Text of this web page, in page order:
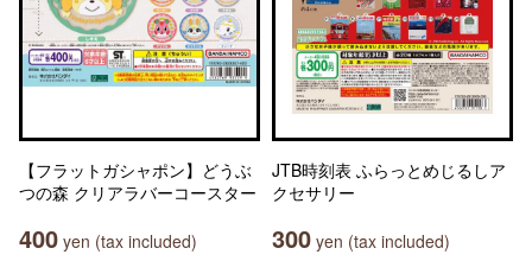
【フラットガシャポン】どうぶ
つの森 クリアラバーコースター
400 yen (tax included)
JTB時刻表 ふらっとめじるしア
クセサリー
300 yen (tax included)